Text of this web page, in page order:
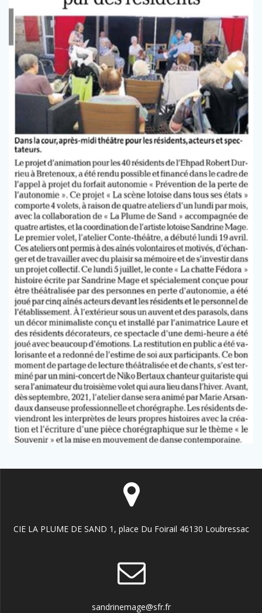
CIE LA PLUME DE SAND 1, place Du Foirail 46130 Loubressac
sandrinemage@sfr.fr